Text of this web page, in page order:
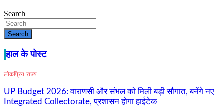
Search
Search
हाल के पोस्ट
लोकप्रिय राज्य
UP Budget 2026: वाराणसी और संभल को मिली बड़ी सौगात, बनेंगे नए
Integrated Collectorate, प्रशासन होगा हाईटेक